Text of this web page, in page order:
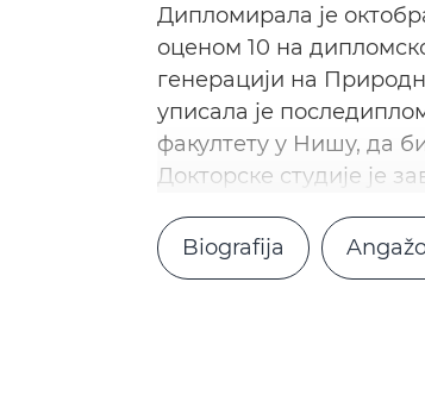
Дипломирала је
оценом 10 на
генерацији на
уписала је
факултету у Нишу, дa
Докторске студије је
Biografija